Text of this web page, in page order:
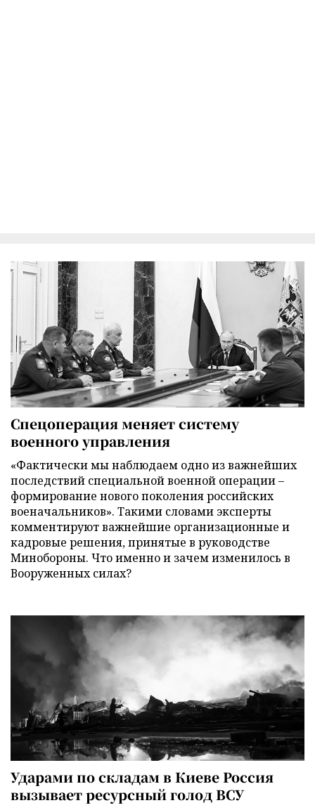
Спецоперация меняет систему
военного управления
«Фактически мы наблюдаем одно из важнейших
последствий специальной военной операции –
формирование нового поколения российских
военачальников». Такими словами эксперты
комментируют важнейшие организационные и
кадровые решения, принятые в руководстве
Минобороны. Что именно и зачем изменилось в
Вооруженных силах?
Ударами по складам в Киеве Россия
вызывает ресурсный голод ВСУ